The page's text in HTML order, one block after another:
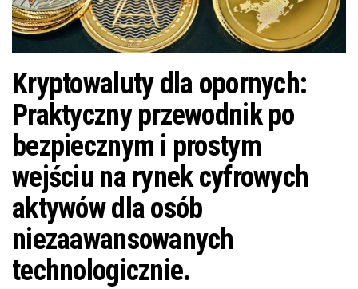
Kryptowaluty dla opornych:
Praktyczny przewodnik po
bezpiecznym i prostym
wejściu na rynek cyfrowych
aktywów dla osób
niezaawansowanych
technologicznie.